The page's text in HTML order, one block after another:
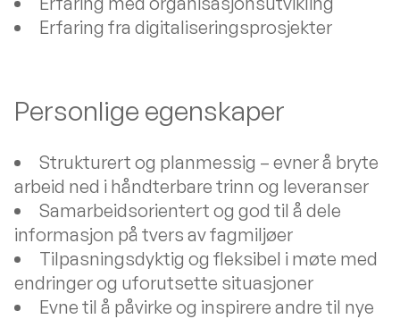
Erfaring fra digitaliseringsprosjekter
Personlige egenskaper
Strukturert og planmessig – evner å bryte
arbeid ned i håndterbare trinn og leveranser
Samarbeidsorientert og god til å dele
informasjon på tvers av fagmiljøer
Tilpasningsdyktig og fleksibel i møte med
endringer og uforutsette situasjoner
Evne til å påvirke og inspirere andre til nye